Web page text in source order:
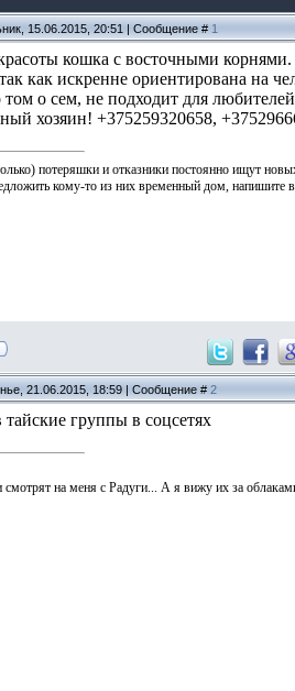
15.06.2015, 20:51 | Сообщение # 1
кошка с восточными корнями.
как искренне ориентирована на
том о сем, не подходит для
хозяин! +375259320658,
потеряшки и отказники постоянно ищут
кому-то из них временный дом, напишите
21.06.2015, 18:59 | Сообщение # 2
тайские группы в соцсетях
смотрят на меня с Радуги... А я вижу их за